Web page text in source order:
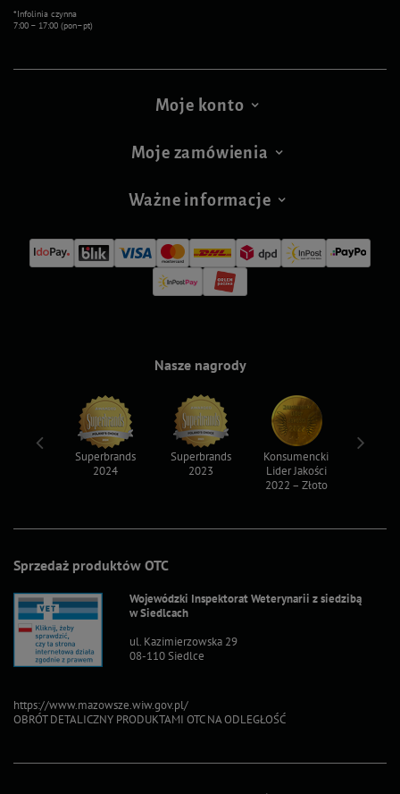
*Infolinia czynna
7:00 – 17:00 (pon–pt)
Moje konto
Moje zamówienia
Ważne informacje
Sprzedaż produktów OTC
Wojewódzki Inspektorat Weterynarii z siedzibą
w Siedlcach
ul. Kazimierzowska 29
08-110 Siedlce
https://www.mazowsze.wiw.gov.pl/
OBRÓT DETALICZNY PRODUKTAMI OTC NA ODLEGŁOŚĆ
Nasze nagrody
Superbrands
2024
Superbrands
2023
Konsumencki
Lider Jakości
2022 – Złoto